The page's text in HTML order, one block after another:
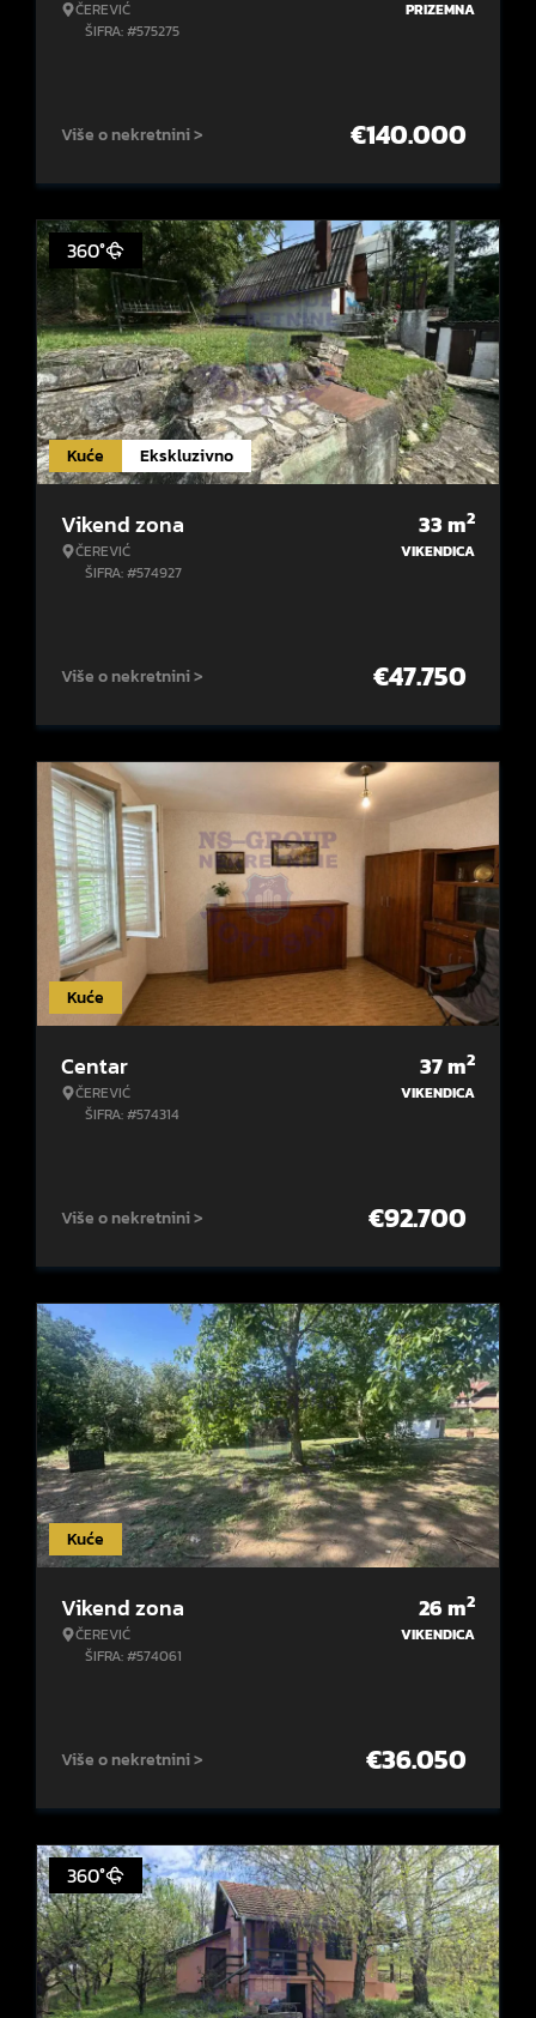
ČEREVIĆ
ŠIFRA: #575275
PRIZEMNA
Više o nekretnini > €140.000
Kuće Ekskluzivno
360°
Vikend zona
ČEREVIĆ
ŠIFRA: #574927
33m2
VIKENDICA
Više o nekretnini > €47.750
Kuće
Centar
ČEREVIĆ
ŠIFRA: #574314
37m2
VIKENDICA
Više o nekretnini > €92.700
Kuće
Vikend zona
ČEREVIĆ
ŠIFRA: #574061
26m2
VIKENDICA
Više o nekretnini > €36.050
360°